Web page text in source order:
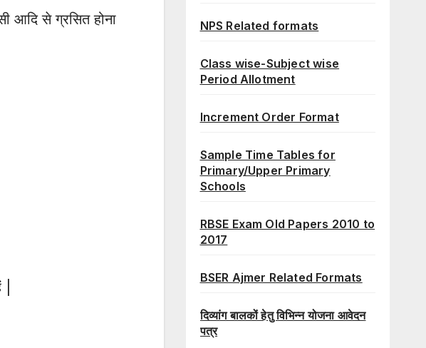
आदि से ग्रसित होना
NPS Related formats
Class wise-Subject wise
Period Allotment
Increment Order Format
Sample Time Tables for
Primary/Upper Primary
Schools
RBSE Exam Old Papers 2010 to
2017
BSER Ajmer Related Formats
दिव्यांग बालकों हेतु विभिन्न योजना आवेदन
पत्र